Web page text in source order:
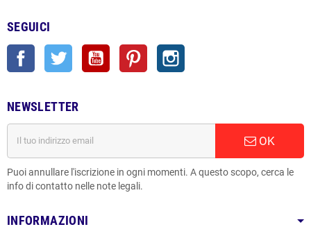
SEGUICI
Facebook Twitter YouTube Pinterest
NEWSLETTER
OK
Puoi annullare l'iscrizione in ogni momenti. A questo scopo, cerca le
info di contatto nelle note legali.
INFORMAZIONI